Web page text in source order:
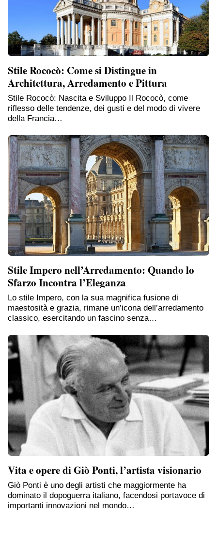
Stile Rococò: Come si Distingue in
Architettura, Arredamento e Pittura
Stile Rococò: Nascita e Sviluppo Il Rococò, come
riflesso delle tendenze, dei gusti e del modo di vivere
della Francia…
Stile Impero nell’Arredamento: Quando lo
Sfarzo Incontra l’Eleganza
Lo stile Impero, con la sua magnifica fusione di
maestosità e grazia, rimane un’icona dell’arredamento
classico, esercitando un fascino senza…
Vita e opere di Giò Ponti, l’artista visionario
Giò Ponti è uno degli artisti che maggiormente ha
dominato il dopoguerra italiano, facendosi portavoce di
importanti innovazioni nel mondo…